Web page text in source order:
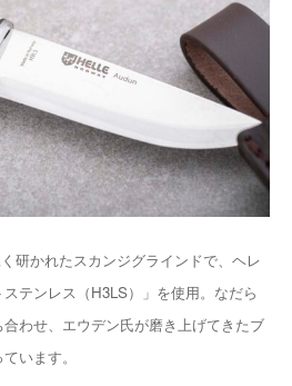
研かれたスカンジグラインドで、ヘレ
テンレス（H3LS）」を使用。なだら
わせ、エウデン氏が磨き上げてきたブ
います。